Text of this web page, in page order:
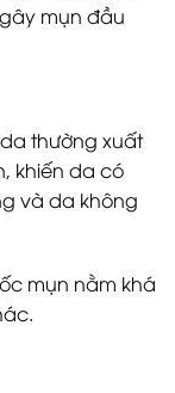
mụn đầu
thường xuất
khiến da có
và da không
mụn nằm khá